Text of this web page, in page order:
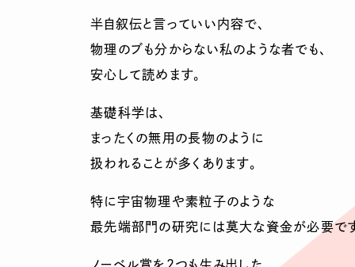
半自叙伝と言っていい内容で、
物理のブも分からない私のような者でも、
安心して読めます。
基礎科学は、
まったくの無用の長物のように
扱われることが多くあります。
特に宇宙物理や素粒子のような
最先端部門の研究には莫大な資金が必要で